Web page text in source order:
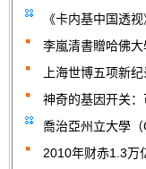
《卡内基中国透
李嵐清書贈哈佛
上海世博五项新
神奇的基因开关：
喬治亞州立大學
2010年财赤1.3万